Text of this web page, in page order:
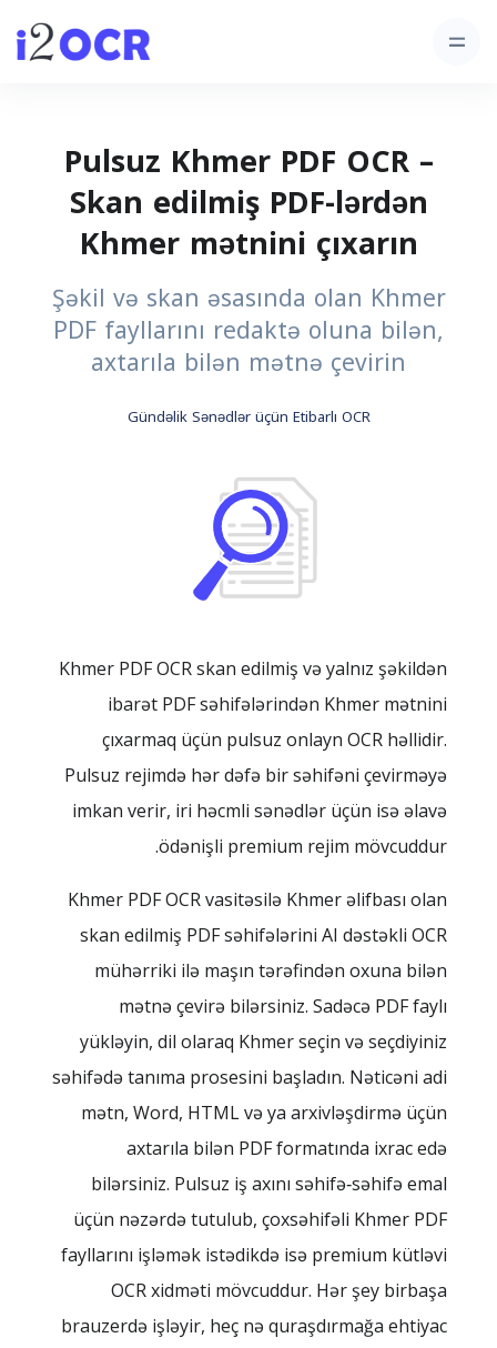
Pulsuz Khmer PDF OCR –
Skan edilmiş PDF-lərdən
Khmer mətnini çıxarın
Şəkil və skan əsasında olan Khmer
PDF fayllarını redaktə oluna bilən,
axtarıla bilən mətnə çevirin
Gündəlik Sənədlər üçün Etibarlı OCR
Khmer PDF OCR skan edilmiş və yalnız şəkildən
ibarət PDF səhifələrindən Khmer mətnini
çıxarmaq üçün pulsuz onlayn OCR həllidir.
Pulsuz rejimdə hər dəfə bir səhifəni çevirməyə
imkan verir, iri həcmli sənədlər üçün isə əlavə
ödənişli premium rejim mövcuddur.
Khmer PDF OCR vasitəsilə Khmer əlifbası olan
skan edilmiş PDF səhifələrini AI dəstəkli OCR
mühərriki ilə maşın tərəfindən oxuna bilən
mətnə çevirə bilərsiniz. Sadəcə PDF faylı
yükləyin, dil olaraq Khmer seçin və seçdiyiniz
səhifədə tanıma prosesini başladın. Nəticəni adi
mətn, Word, HTML və ya arxivləşdirmə üçün
axtarıla bilən PDF formatında ixrac edə
bilərsiniz. Pulsuz iş axını səhifə‑səhifə emal
üçün nəzərdə tutulub, çoxsəhifəli Khmer PDF
fayllarını işləmək istədikdə isə premium kütləvi
OCR xidməti mövcuddur. Hər şey birbaşa
brauzerdə işləyir, heç nə quraşdırmağa ehtiyac